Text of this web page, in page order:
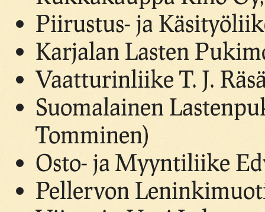
Piirustus- ja
Karjalan Lasten
Vaatturinliike T. J.
Suomalainen
Tomminen)
Osto- ja Myyntiliike
Pellervon